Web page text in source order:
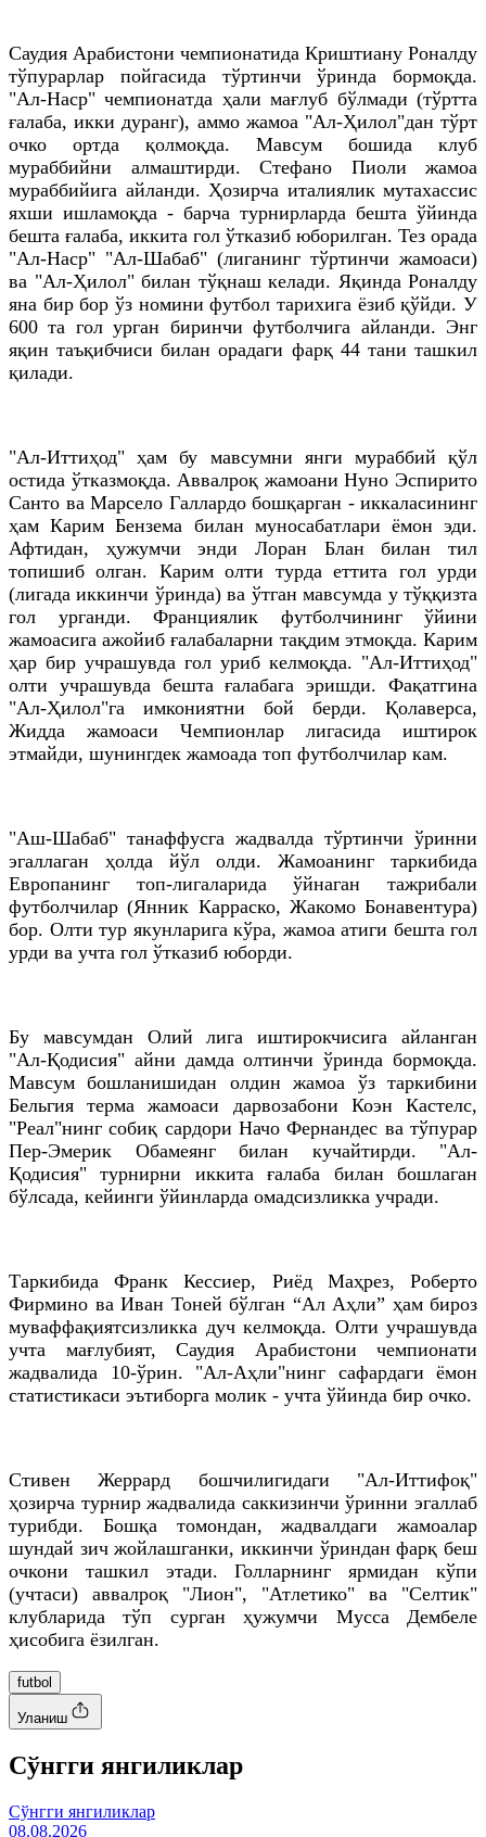
Саудия Арабистони чемпионатида Криштиану Роналду
тўпурарлар пойгасида тўртинчи ўринда бормоқда.
"Ал-Наср" чемпионатда ҳали мағлуб бўлмади (тўртта
ғалаба, икки дуранг), аммо жамоа "Ал-Ҳилол"дан тўрт
очко ортда қолмоқда. Мавсум бошида клуб
мураббийни алмаштирди. Стефано Пиоли жамоа
мураббийига айланди. Ҳозирча италиялик мутахассис
яхши ишламоқда - барча турнирларда бешта ўйинда
бешта ғалаба, иккита гол ўтказиб юборилган. Тез орада
"Ал-Наср" "Ал-Шабаб" (лиганинг тўртинчи жамоаси)
ва "Ал-Ҳилол" билан тўқнаш келади. Яқинда Роналду
яна бир бор ўз номини футбол тарихига ёзиб қўйди. У
600 та гол урган биринчи футболчига айланди. Энг
яқин таъқибчиси билан орадаги фарқ 44 тани ташкил
қилади.
"Ал-Иттиҳод" ҳам бу мавсумни янги мураббий қўл
остида ўтказмоқда. Аввалроқ жамоани Нуно Эспирито
Санто ва Марсело Галлардо бошқарган - иккаласининг
ҳам Карим Бензема билан муносабатлари ёмон эди.
Афтидан, ҳужумчи энди Лоран Блан билан тил
топишиб олган. Карим олти турда еттита гол урди
(лигада иккинчи ўринда) ва ўтган мавсумда у тўққизта
гол урганди. Франциялик футболчининг ўйини
жамоасига ажойиб ғалабаларни тақдим этмоқда. Карим
ҳар бир учрашувда гол уриб келмоқда. "Ал-Иттиҳод"
олти учрашувда бешта ғалабага эришди. Фақатгина
"Ал-Ҳилол"га имкониятни бой берди. Қолаверса,
Жидда жамоаси Чемпионлар лигасида иштирок
этмайди, шунингдек жамоада топ футболчилар кам.
"Аш-Шабаб" танаффусга жадвалда тўртинчи ўринни
эгаллаган ҳолда йўл олди. Жамоанинг таркибида
Европанинг топ-лигаларида ўйнаган тажрибали
футболчилар (Янник Карраско, Жакомо Бонавентура)
бор. Олти тур якунларига кўра, жамоа атиги бешта гол
урди ва учта гол ўтказиб юборди.
Бу мавсумдан Олий лига иштирокчисига айланган
"Ал-Қодисия" айни дамда олтинчи ўринда бормоқда.
Мавсум бошланишидан олдин жамоа ўз таркибини
Бельгия терма жамоаси дарвозабони Коэн Кастелс,
"Реал"нинг собиқ сардори Начо Фернандес ва тўпурар
Пер-Эмерик Обамеянг билан кучайтирди. "Ал-
Қодисия" турнирни иккита ғалаба билан бошлаган
бўлсада, кейинги ўйинларда омадсизликка учради.
Таркибида Франк Кессиер, Риёд Маҳрез, Роберто
Фирмино ва Иван Тоней бўлган “Ал Аҳли” ҳам бироз
муваффақиятсизликка дуч келмоқда. Олти учрашувда
учта мағлубият, Саудия Арабистони чемпионати
жадвалида 10-ўрин. "Ал-Аҳли"нинг сафардаги ёмон
статистикаси эътиборга молик - учта ўйинда бир очко.
Стивен Жеррард бошчилигидаги "Ал-Иттифоқ"
ҳозирча турнир жадвалида саккизинчи ўринни эгаллаб
турибди. Бошқа томондан, жадвалдаги жамоалар
шундай зич жойлашганки, иккинчи ўриндан фарқ беш
очкони ташкил этади. Голларнинг ярмидан кўпи
(учтаси) аввалроқ "Лион", "Атлетико" ва "Селтик"
клубларида тўп сурган ҳужумчи Мусса Дембеле
ҳисобига ёзилган.
futbol
Уланиш
Cўнгги янгиликлар
Cўнгги янгиликлар
08.08.2026